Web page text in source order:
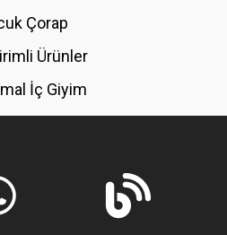
Çorap
Ürünler
İç Giyim